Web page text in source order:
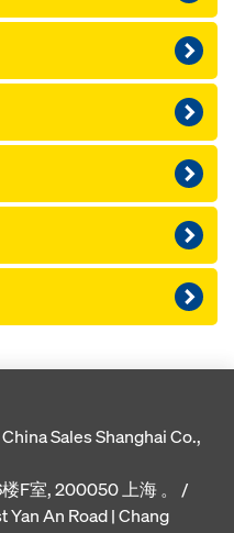
Sales Shanghai Co.,
F室, 200050 上海 。 /
Yan An Road | Chang